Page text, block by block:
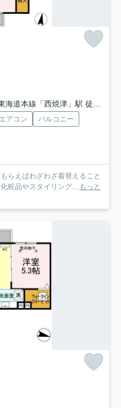
海道本線「西焼津」駅 徒歩55分
エアコン
バルコニー
らえばわざわざ着替えること
粧品やスタイリング... もっと